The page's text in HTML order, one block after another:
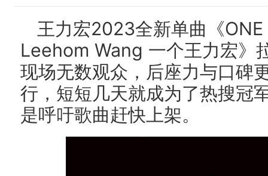
王力宏2023全新单曲《
Leehom Wang 一个王力宏》
现场无数观众，后座力与口碑
行，短短几天就成为了热搜冠
是呼吁歌曲赶快上架。